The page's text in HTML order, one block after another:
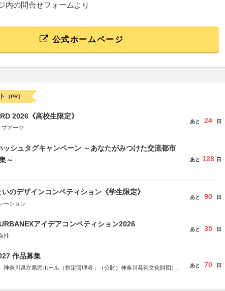
内の問合せフォームより
公式ホームページ
[PR]
2026《高校生限定》
アーツ
あと 24 日
ッシュタグキャンペーン ～あなたがみつけた交流都市
～
あと 128 日
のデザインコンペティション《学生限定》
ーション
あと 90 日
アイデアコンペティション2026
社
あと 35 日
作品募集
神奈川県立県民ホール（指定管理者：（公財）神奈川芸術文化財団）、
あと 70 日